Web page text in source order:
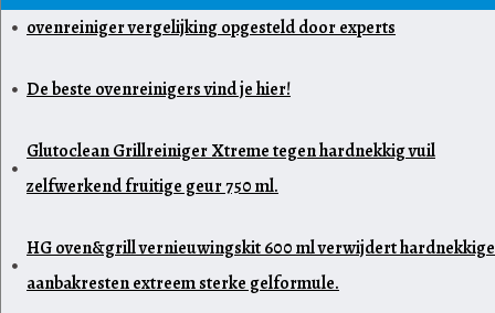
ovenreiniger vergelijking opgesteld door experts
De beste ovenreinigers vind je hier!
Glutoclean Grillreiniger Xtreme tegen hardnekkig vuil
zelfwerkend fruitige geur 750 ml.
HG oven&grill vernieuwingskit 600 ml verwijdert hardnekkige
aanbakresten extreem sterke gelformule.